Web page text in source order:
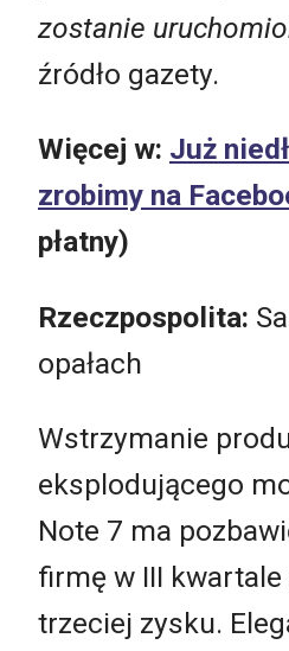
zostanie
źródło gazety.
Więcej w: Już
zrobimy na
płatny)
Rzeczpospolita:
opałach
Wstrzymanie
eksplodującego
Note 7 ma
firmę w III kwartale
trzeciej zysku.